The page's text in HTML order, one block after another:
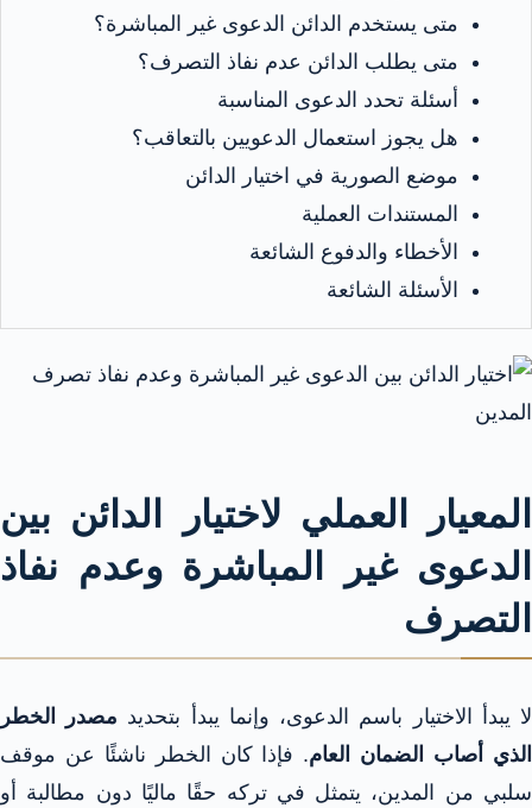
متى يستخدم الدائن الدعوى غير المباشرة؟
متى يطلب الدائن عدم نفاذ التصرف؟
أسئلة تحدد الدعوى المناسبة
هل يجوز استعمال الدعويين بالتعاقب؟
موضع الصورية في اختيار الدائن
المستندات العملية
الأخطاء والدفوع الشائعة
الأسئلة الشائعة
المعيار العملي لاختيار الدائن بين
الدعوى غير المباشرة وعدم نفاذ
التصرف
لا يبدأ الاختيار باسم الدعوى، وإنما يبدأ بتحديد مصدر الخطر
الذي أصاب الضمان العام. فإذا كان الخطر ناشئًا عن موقف
سلبي من المدين، يتمثل في تركه حقًا ماليًا دون مطالبة أو